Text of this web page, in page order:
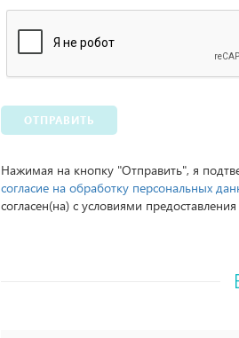
ОТПРАВИТЬ
Нажимая на кнопку "Отправить", я
согласие на обработку персональных
согласен(на) с условиями